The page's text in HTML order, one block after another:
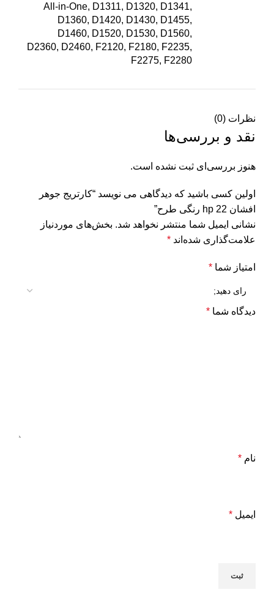
All-in-One, D1311, D1320, D1341,
D1360, D1420, D1430, D1455,
D1460, D1520, D1530, D1560,
D2360, D2460, F2120, F2180, F2235,
F2275, F2280
نظرات (0)
نقد و بررسی‌ها
هنوز بررسی‌ای ثبت نشده است.
اولین کسی باشید که دیدگاهی می نویسد “کارتریج جوهر
افشان hp 22 رنگی طرح”
نشانی ایمیل شما منتشر نخواهد شد. بخش‌های موردنیاز
علامت‌گذاری شده‌اند *
امتیاز شما *
دیدگاه شما *
نام *
ایمیل *